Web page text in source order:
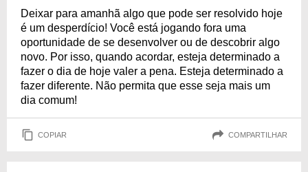
Deixar para amanhã algo que pode ser resolvido hoje
é um desperdício! Você está jogando fora uma
oportunidade de se desenvolver ou de descobrir algo
novo. Por isso, quando acordar, esteja determinado a
fazer o dia de hoje valer a pena. Esteja determinado a
fazer diferente. Não permita que esse seja mais um
dia comum!
COPIAR COMPARTILHAR